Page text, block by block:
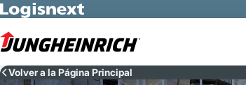
Skip to Main Content
Volver a la Página Principal